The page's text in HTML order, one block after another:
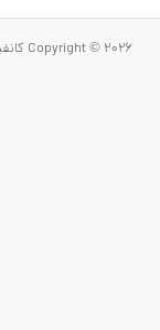
Copyright © 2026 کانفیگ سرور. All Rights Reserved.